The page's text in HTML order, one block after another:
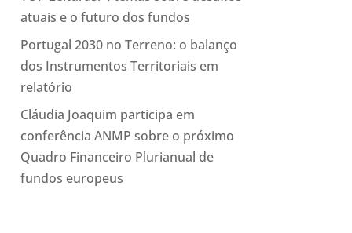
atuais e o futuro dos fundos
Portugal 2030 no Terreno: o balanço
dos Instrumentos Territoriais em
relatório
Cláudia Joaquim participa em
conferência ANMP sobre o próximo
Quadro Financeiro Plurianual de
fundos europeus